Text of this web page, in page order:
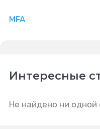
MFA
Интересные
Не найдено ни одной